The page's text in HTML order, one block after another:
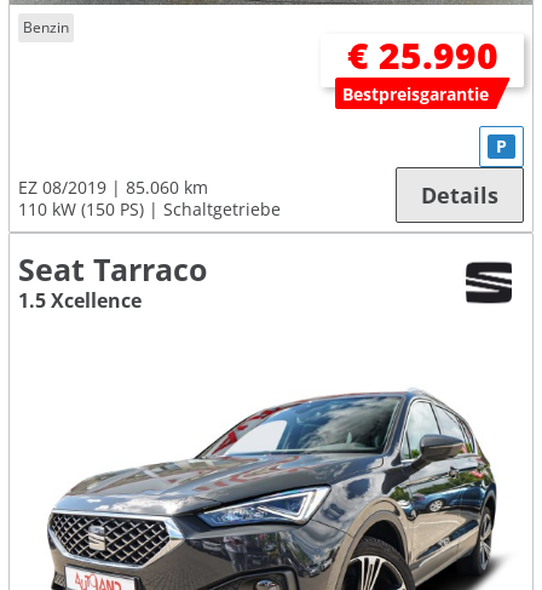
Benzin
€ 25.990
Bestpreisgarantie
EZ 08/2019
85.060 km
110 kW (150 PS)
Schaltgetriebe
P
Details
Seat Tarraco
1.5 Xcellence